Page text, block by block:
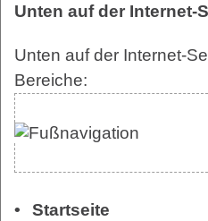
Unten auf der Internet-
Unten auf der Internet-
Bereiche:
Startseite